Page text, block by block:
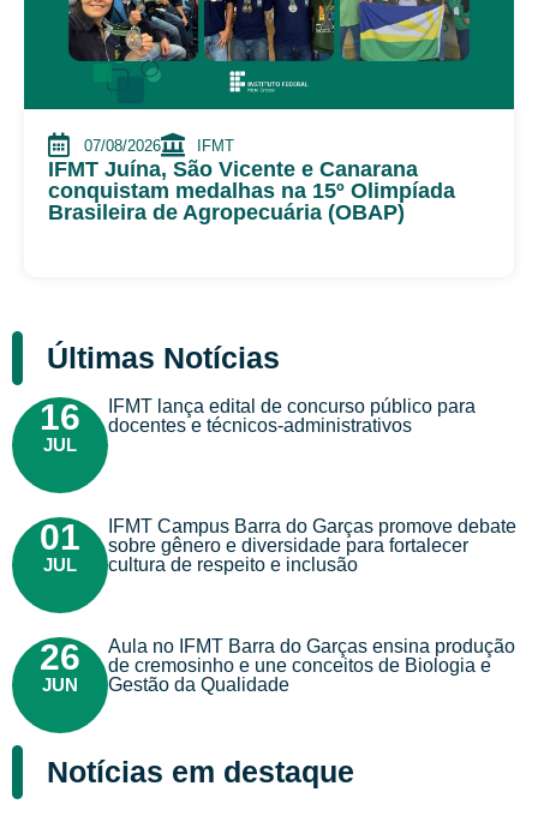
07/08/2026 IFMT
IFMT Juína, São Vicente e Canarana
conquistam medalhas na 15º Olimpíada
Brasileira de Agropecuária (OBAP)
Últimas Notícias
16
JUL
IFMT lança edital de concurso público para
docentes e técnicos-administrativos
01
JUL
IFMT Campus Barra do Garças promove debate
sobre gênero e diversidade para fortalecer
cultura de respeito e inclusão
26
JUN
Aula no IFMT Barra do Garças ensina produção
de cremosinho e une conceitos de Biologia e
Gestão da Qualidade
Notícias em destaque